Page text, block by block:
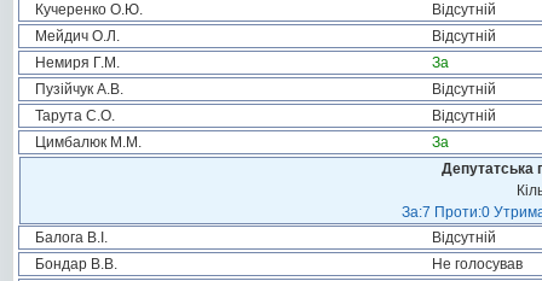
Кучеренко О.Ю.
Відсутній
Мейдич О.Л.
Відсутній
Немиря Г.М.
За
Пузійчук А.В.
Відсутній
Тарута С.О.
Відсутній
Цимбалюк М.М.
За
Депутатська
За:7 Проти:0
Балога В.І.
Відсутній
Бондар В.В.
Не голосував